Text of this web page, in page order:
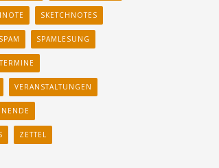
SKETCHNOTES
SPAM SPAMLESUNG
TERMINE
VERANSTALTUNGEN
ZETTEL